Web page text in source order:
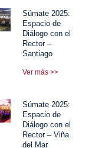
Súmate 2025:
Espacio de
Diálogo con el
Rector –
Santiago
Ver más >>
Súmate 2025:
Espacio de
Diálogo con el
Rector – Viña
del Mar